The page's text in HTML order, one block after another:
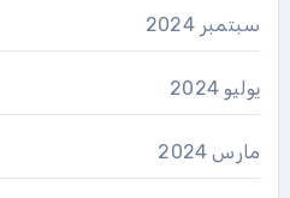
سبتمبر 2024
يوليو 2024
مارس 2024